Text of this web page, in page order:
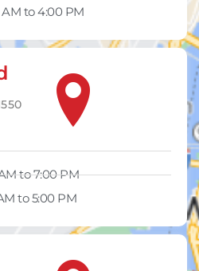
AM to 4:00 PM
to 7:00 PM
to 5:00 PM